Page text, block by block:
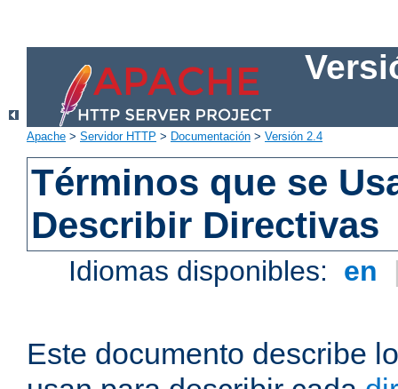
Apache > Servidor HTTP > Documentación > Versión 2.4
Términos que se
Describir Directivas
Idiomas disponibles: en
Este documento describe